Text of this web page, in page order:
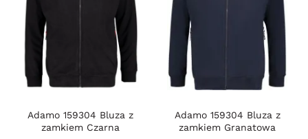
Adamo 159304 Bluza z
zamkiem Czarna
Adamo 159304 Bluza z
zamkiem Granatowa